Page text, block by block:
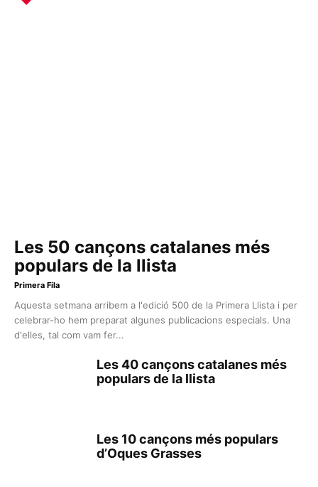
Les 50 cançons catalanes més
populars de la llista
Primera Fila
Aquesta setmana arribem a l'edició 500 de la Primera Llista i per
celebrar-ho hem preparat algunes publicacions especials. Una
d'elles, tal com vam fer...
Les 40 cançons catalanes més
populars de la llista
Les 10 cançons més populars
d’Oques Grasses